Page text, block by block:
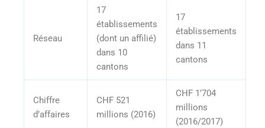
Réseau
17
établissements
(dont un affilié)
dans 10
cantons
17
établissements
dans 11
cantons
Chiffre
d’affaires
CHF 521
millions (2016)
CHF 1’704
millions
(2016/2017)